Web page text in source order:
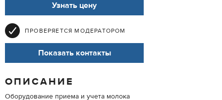
Узнать цену
ПРОВЕРЯЕТСЯ МОДЕРАТОРОМ
Показать контакты
ОПИСАНИЕ
Оборудование приема и учета молока